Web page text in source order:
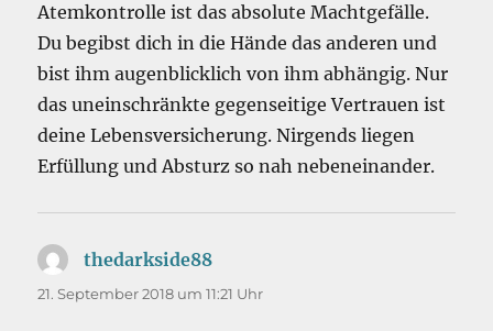
Atemkontrolle ist das absolute Machtgefälle.
Du begibst dich in die Hände das anderen und
bist ihm augenblicklich von ihm abhängig. Nur
das uneinschränkte gegenseitige Vertrauen ist
deine Lebensversicherung. Nirgends liegen
Erfüllung und Absturz so nah nebeneinander.
thedarkside88
21. September 2018 um 11:21 Uhr